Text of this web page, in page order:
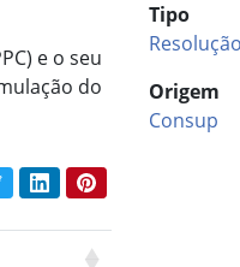
e o seu
do
conteúdo:
TwitterLinkedInPinterest
Tipo
Resolução
Origem
Consup